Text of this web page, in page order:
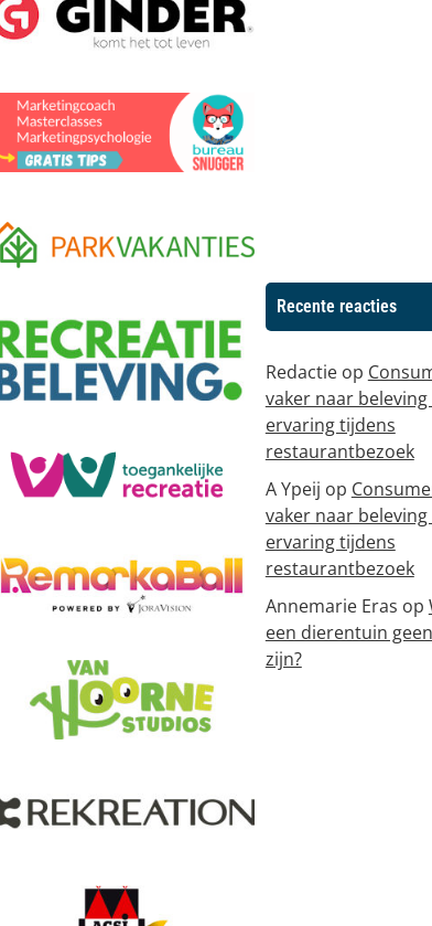
Recente reacties
Redactieop
vaker naar
ervaring tijdens
restaurantbezoek
A Ypeij op
vaker naar
ervaring tijdens
restaurantbezoek
Annemarie Eras op
een dierentuin
zijn?